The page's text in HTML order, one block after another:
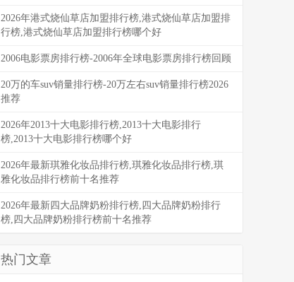
2026年港式烧仙草店加盟排行榜,港式烧仙草店加盟排
行榜,港式烧仙草店加盟排行榜哪个好
2006电影票房排行榜-2006年全球电影票房排行榜回顾
20万的车suv销量排行榜-20万左右suv销量排行榜2026
推荐
2026年2013十大电影排行榜,2013十大电影排行
榜,2013十大电影排行榜哪个好
2026年最新琪雅化妆品排行榜,琪雅化妆品排行榜,琪
雅化妆品排行榜前十名推荐
2026年最新四大品牌奶粉排行榜,四大品牌奶粉排行
榜,四大品牌奶粉排行榜前十名推荐
热门文章